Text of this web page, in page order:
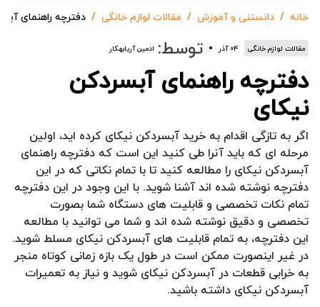
خانه دانستنی و آموزش مقالات لوازم خانگی دفترچه راهنمای
مقالات لوازم خانگی ۰۴ آذر توسط: ادمین آریابهکار
دفترچه راهنمای آبسردکن
نیکای
اگر به تازگی اقدام به خرید آبسردکن نیکای کرده اید، اولین
مرحله ای که باید آنرا طی کنید این است که دفترچه راهنمای
آبسردکن نیکای را مطالعه کنید تا با تمام نکاتی که در این
دفترچه نوشته شده اند آشنا شوید. با این وجود در این دفترچه
تمام نکات تخصصی و قابلیت های دستگاه شما بصورت
تخصصی و دقیق نوشته شده اند و شما می توانید با مطالعه
این دفترچه، به تمام قابلیت های آبسردکن نیکای مسلط شوید.
در غیر اینصورت ممکن است در طول یک بازه زمانی کوتاه منجر
به خرابی قطعات در آبسردکن نیکای شوید و نیاز به تعمیرات
آبسردکن نیکای داشته باشید.